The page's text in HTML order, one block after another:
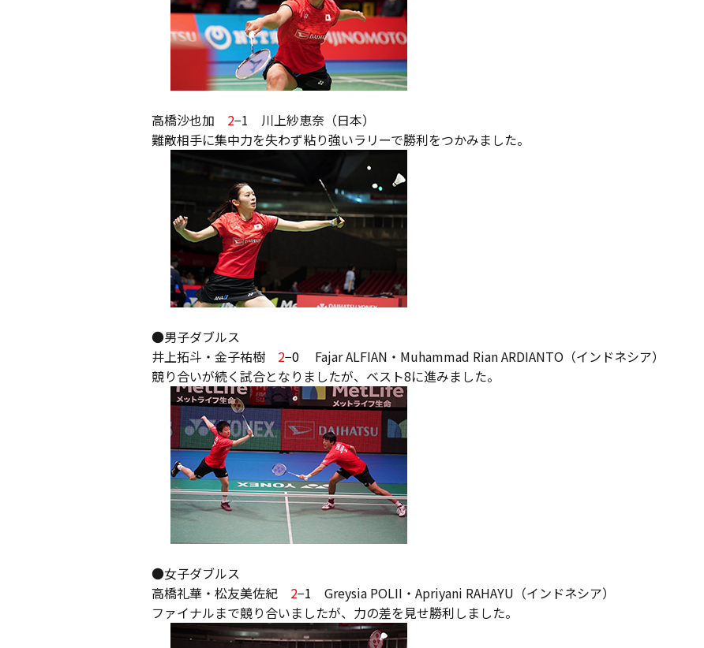
高橋沙也加 2−1 川上紗恵奈（日本）
難敵相手に集中力を失わず粘り強いラリーで勝利をつかみました。
●男子ダブルス
井上拓斗・金子祐樹 2−0 Fajar ALFIAN・Muhammad Rian ARDIANTO（インドネシア）
競り合いが続く試合となりましたが、ベスト8に進みました。
●女子ダブルス
高橋礼華・松友美佐紀 2−1 Greysia POLII・Apriyani RAHAYU（インドネシア）
ファイナルまで競り合いましたが、力の差を見せ勝利しました。